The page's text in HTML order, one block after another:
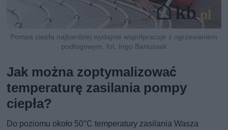
Pompa ciepła najbardziej wydajnie współpracuje z ogrzewaniem
podłogowym, fot. Ingo Bartussek
Jak można zoptymalizować
temperaturę zasilania pompy
ciepła?
Do poziomu około 50°C temperatury zasilania Wasza